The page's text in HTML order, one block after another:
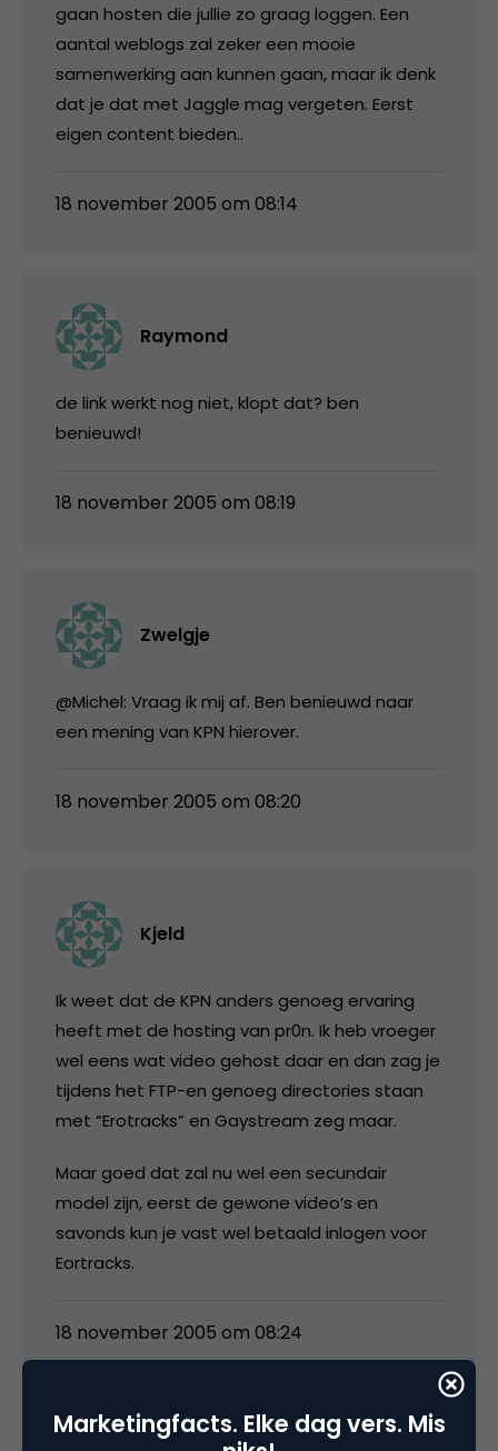
gaan hosten die jullie zo graag loggen. Een
aantal weblogs zal zeker een mooie
samenwerking aan kunnen gaan, maar ik denk
dat je dat met Jaggle mag vergeten. Eerst
eigen content bieden..
18 november 2005 om 08:14
Raymond
de link werkt nog niet, klopt dat? ben
benieuwd!
18 november 2005 om 08:19
Zwelgje
@Michel: Vraag ik mij af. Ben benieuwd naar
een mening van KPN hierover.
18 november 2005 om 08:20
Kjeld
Ik weet dat de KPN anders genoeg ervaring
heeft met de hosting van pr0n. Ik heb vroeger
wel eens wat video gehost daar en dan zag je
tijdens het FTP-en genoeg directories staan
met “Erotracks” en Gaystream zeg maar.
Maar goed dat zal nu wel een secundair
model zijn, eerst de gewone video’s en
savonds kun je vast wel betaald inlogen voor
Eortracks.
18 november 2005 om 08:24
Marketingfacts. Elke dag vers. Mis